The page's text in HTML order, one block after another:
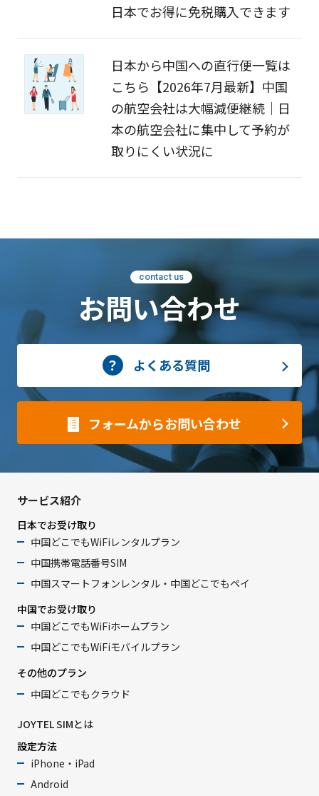
日本でお得に免税購入できます
日本から中国への直行便一覧は
こちら【2026年7月最新】中国
の航空会社は大幅減便継続｜日
本の航空会社に集中して予約が
取りにくい状況に
contact us
お問い合わせ
よくある質問
フォームからお問い合わせ
サービス紹介
日本でお受け取り
中国どこでもWiFiレンタルプラン
中国携帯電話番号SIM
中国スマートフォンレンタル・中国どこでもペイ
中国でお受け取り
中国どこでもWiFiホームプラン
中国どこでもWiFiモバイルプラン
その他のプラン
中国どこでもクラウド
JOYTEL SIMとは
設定方法
iPhone・iPad
Android